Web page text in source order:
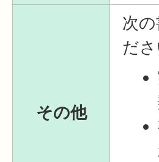
その他
次
ださ